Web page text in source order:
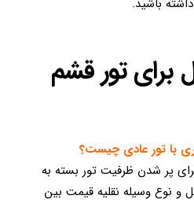
باشید.
برای تور قشم
با تور عادی چیست؟
پر شدن ظرفیت تور بسته به
و نوع وسیله نقلیه قیمت بین